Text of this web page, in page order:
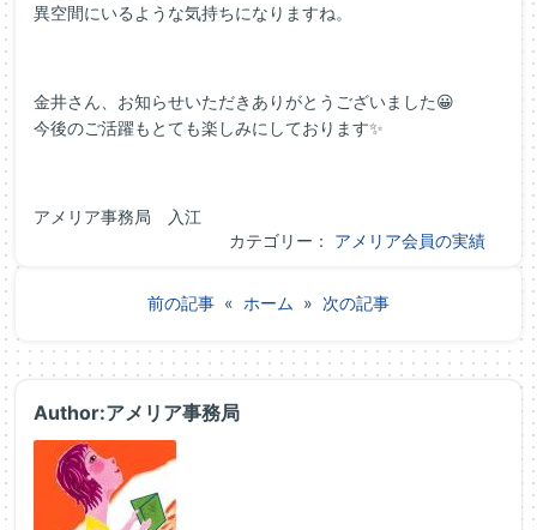
異空間にいるような気持ちになりますね。
金井さん、お知らせいただきありがとうございました😀
今後のご活躍もとても楽しみにしております✨
アメリア事務局 入江
カテゴリー： アメリア会員の実績
前の記事 « ホーム » 次の記事
Author:アメリア事務局